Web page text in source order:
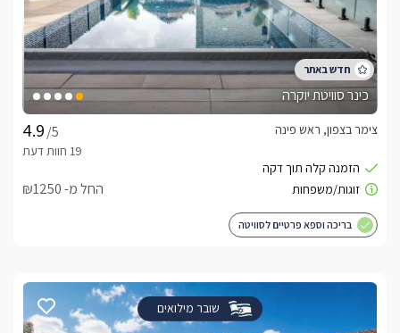
כינר סוויטת יוקרה
/5
צימר בצפון, ראש פינה
החל מ- ₪1250
בריכה וספא פרטיים לסוויטה
שובר מילואים